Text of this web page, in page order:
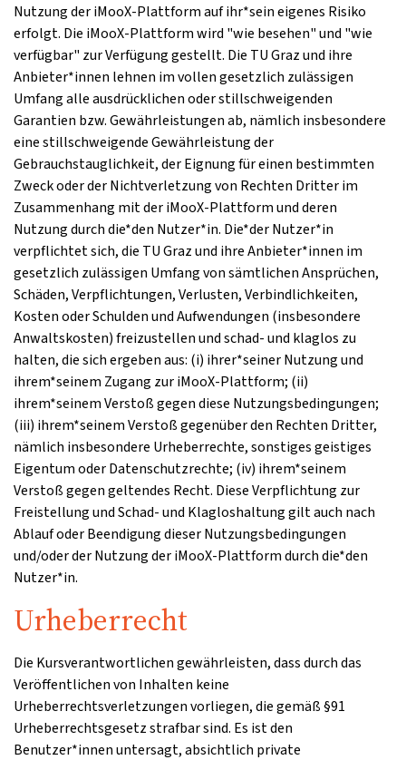
Nutzung der iMooX-Plattform auf ihr*sein eigenes Risiko
erfolgt. Die iMooX-Plattform wird "wie besehen" und "wie
verfügbar" zur Verfügung gestellt. Die TU Graz und ihre
Anbieter*innen lehnen im vollen gesetzlich zulässigen
Umfang alle ausdrücklichen oder stillschweigenden
Garantien bzw. Gewährleistungen ab, nämlich insbesondere
eine stillschweigende Gewährleistung der
Gebrauchstauglichkeit, der Eignung für einen bestimmten
Zweck oder der Nichtverletzung von Rechten Dritter im
Zusammenhang mit der iMooX-Plattform und deren
Nutzung durch die*den Nutzer*in. Die*der Nutzer*in
verpflichtet sich, die TU Graz und ihre Anbieter*innen im
gesetzlich zulässigen Umfang von sämtlichen Ansprüchen,
Schäden, Verpflichtungen, Verlusten, Verbindlichkeiten,
Kosten oder Schulden und Aufwendungen (insbesondere
Anwaltskosten) freizustellen und schad- und klaglos zu
halten, die sich ergeben aus: (i) ihrer*seiner Nutzung und
ihrem*seinem Zugang zur iMooX-Plattform; (ii)
ihrem*seinem Verstoß gegen diese Nutzungsbedingungen;
(iii) ihrem*seinem Verstoß gegenüber den Rechten Dritter,
nämlich insbesondere Urheberrechte, sonstiges geistiges
Eigentum oder Datenschutzrechte; (iv) ihrem*seinem
Verstoß gegen geltendes Recht. Diese Verpflichtung zur
Freistellung und Schad- und Klagloshaltung gilt auch nach
Ablauf oder Beendigung dieser Nutzungsbedingungen
und/oder der Nutzung der iMooX-Plattform durch die*den
Nutzer*in.
Urheberrecht
Die Kursverantwortlichen gewährleisten, dass durch das
Veröffentlichen von Inhalten keine
Urheberrechtsverletzungen vorliegen, die gemäß §91
Urheberrechtsgesetz strafbar sind. Es ist den
Benutzer*innen untersagt, absichtlich private